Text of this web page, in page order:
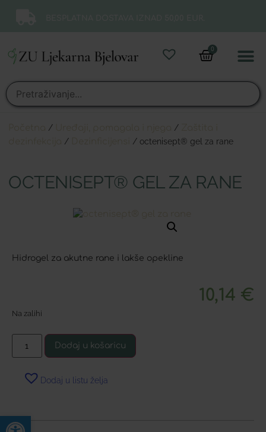
Open toolbar
0
/ /
/ / octenisept® gel za rane
OCTENISEPT® GEL ZA RANE
Hidrogel za akutne rane i lakše opekline
10,14 €
Na zalihi
Dodaj u košaricu
Dodaj u listu želja